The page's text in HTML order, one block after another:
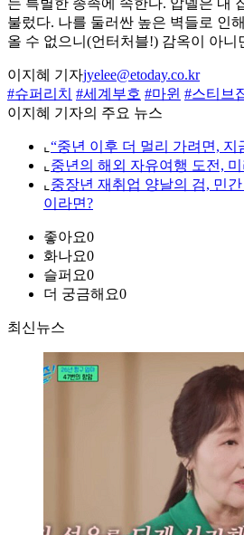
는 특별한 종족에 속한다. 압델은 내
불렀다. 나를 둘러싼 높은 벽들로 인
올 수 없으니(언터처블!) 감옥이 아니
이지혜 기자jyelee@etoday.co.kr
#슈퍼리치 #세계부호 #마윈 #스티브
이지혜 기자의 주요 뉴스
⌞ “중년 이후 더 멀리 가려면, 지
⌞ 중년의 해외 자유여행 도전,
⌞ 중장년 재취업 양날의 검, 민
이라면?
좋아요0
화나요0
슬퍼요0
더 궁금해요0
최신뉴스